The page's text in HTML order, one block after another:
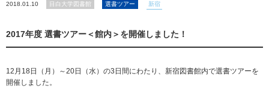
2018.01.10 目白大学図書館 選書ツアー 新宿
2017年度 選書ツアー＜館内＞を開催しました！
12月18日（月）～20日（水）の3日間にわたり、新宿図書館内で選書ツアーを
開催しました。